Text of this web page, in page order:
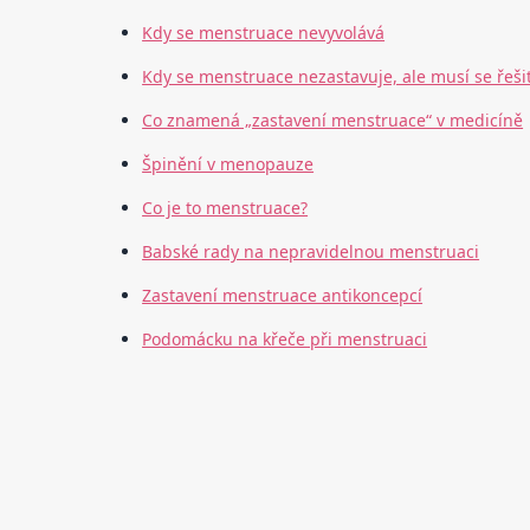
Kdy se menstruace nevyvolává
Kdy se menstruace nezastavuje, ale musí se
Co znamená „zastavení menstruace“ v medicíně
Špinění v menopauze
Co je to menstruace?
Babské rady na nepravidelnou menstruaci
Zastavení menstruace antikoncepcí
Podomácku na křeče při menstruaci